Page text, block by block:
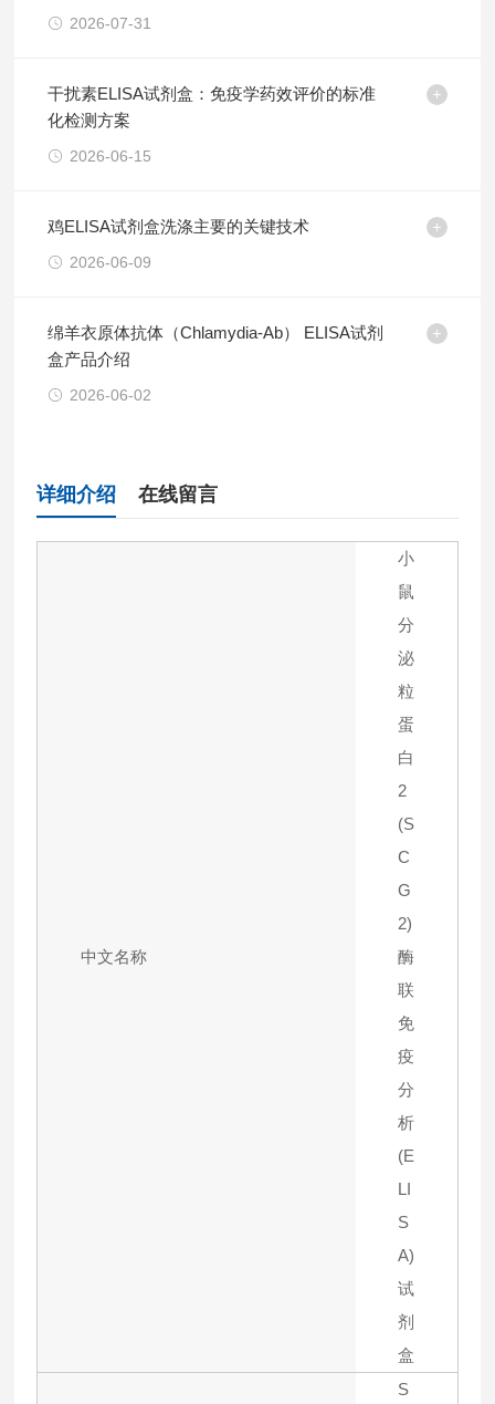
2026-07-31
干扰素ELISA试剂盒：免疫学药效评价的标准
化检测方案
2026-06-15
鸡ELISA试剂盒洗涤主要的关键技术
2026-06-09
绵羊衣原体抗体（Chlamydia-Ab） ELISA试剂
盒产品介绍
2026-06-02
详细介绍 在线留言
中文名称
小
鼠
分
泌
粒
蛋
白
2
(S
C
G
2)
酶
联
免
疫
分
析
(E
LI
S
A)
试
剂
盒
S